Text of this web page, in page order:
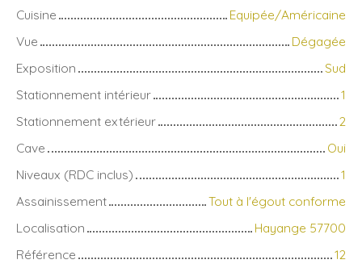
Cuisine
Equipée/Américaine
Vue
Dégagée
Exposition
Sud
Stationnement intérieur
1
Stationnement extérieur
2
Cave
Oui
Niveaux (RDC inclus)
1
Assainissement
Tout à l'égout conforme
Localisation
Hayange 57700
Référence
12